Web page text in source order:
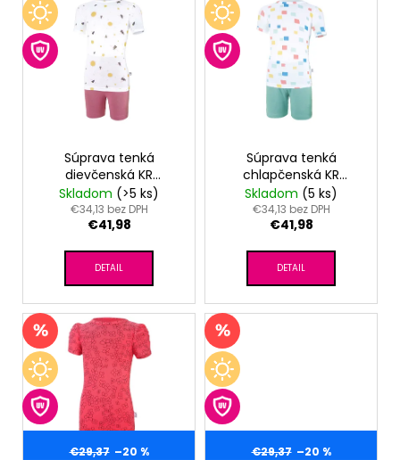
ý
p
v
Súprava tenká
dievčenská KR
Outlast® - biela
čmeliaky/tm.staroružová
Skladom (>5 ks)
€34,13 bez DPH
€41,98
DETAIL
Súprava tenká
chlapčenská KR
Outlast® - biela
kocky/tm.lišajník
Skladom (5 ks)
€34,13 bez DPH
€41,98
DETAIL
€29,37 –20 % €29,37 –20 %